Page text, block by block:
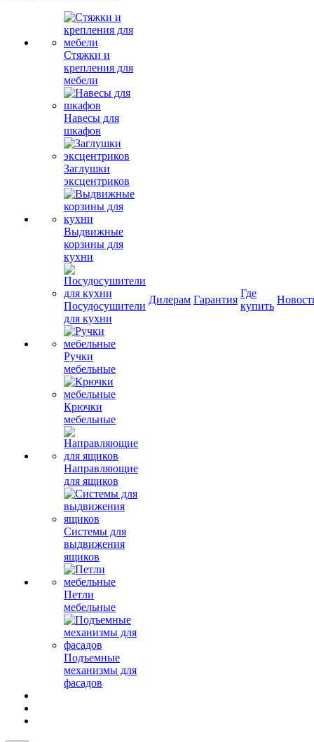
Стяжки и
крепления для
мебели
Навесы для
шкафов
Заглушки
эксцентриков
Выдвижные
корзины для
кухни
Посудосушители
для кухни
Ручки
мебельные
Крючки
мебельные
Направляющие
для ящиков
Системы для
выдвижения
ящиков
Петли
мебельные
Подъемные
механизмы для
фасадов
Дилерам Гарантия
Где
купить